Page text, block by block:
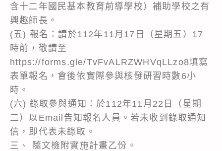
含十二年國民基本教育前導學校）補助學校之有
興趣師長。
(五) 報名：請於112年11月17日（星期五）17
時前，敬請至
https://forms.gle/TvFvALRZWHVqLLzo8填寫
表單報名，會後依實際參與核發研習時數6小
時。
(六) 錄取參與通知：於112年11月22日（星期
二）以Email告知報名人員。若未收到錄取通知
信，即代表未錄取。
三、 隨文檢附實施計畫乙份。